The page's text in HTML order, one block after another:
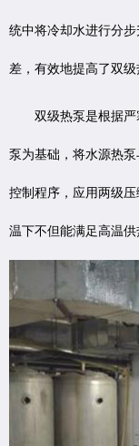
统中将冷却水进行分
差，有效地提高了双级
双级热泵是根据
泵为基础，将水源热
控制程序，应用两级
温下不但能满足高温供